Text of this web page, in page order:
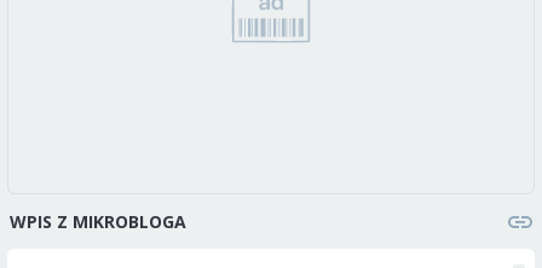
WPIS Z MIKROBLOGA